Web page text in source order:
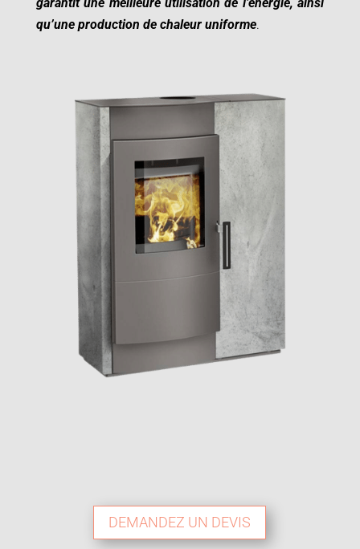
qu’une production de chaleur uniforme.
DEMANDEZ UN DEVIS